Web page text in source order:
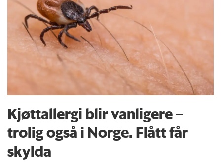
Kjøttallergi blir vanligere –
trolig også i Norge. Flått får
skylda